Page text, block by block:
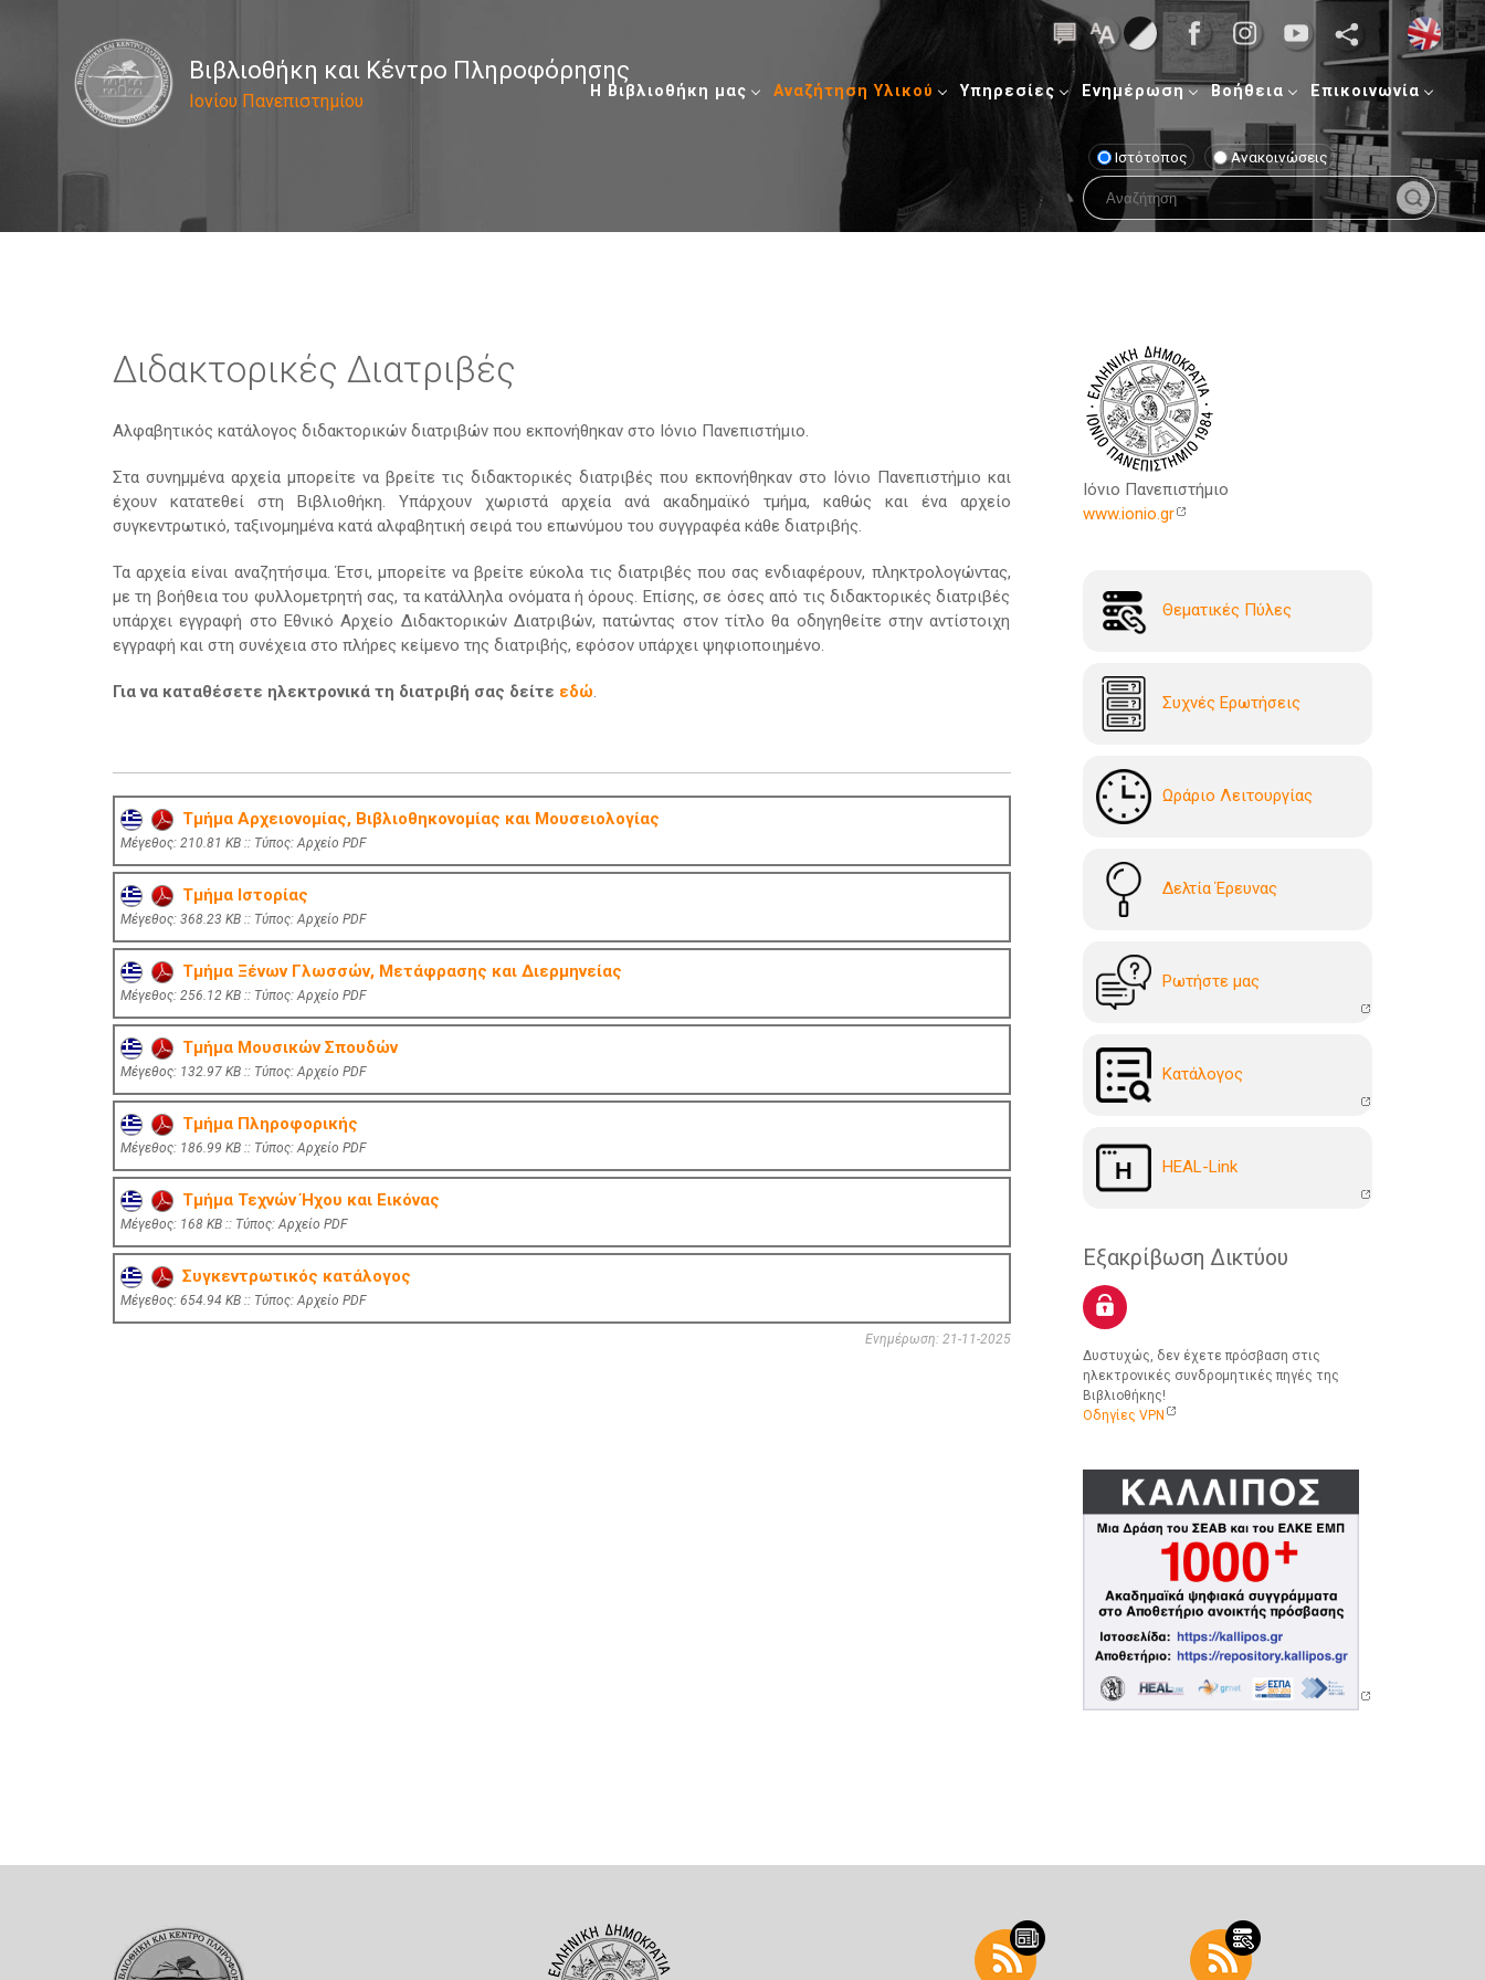
Βιβλιοθήκη και Κέντρο Πληροφόρησης
Ιονίου Πανεπιστημίου
Η Βιβλιοθήκη μας Αναζήτηση Υλικού Υπηρεσίες Ενημέρωση Βοήθεια Επικοινωνία
Ιστότοπος Ανακοινώσεις
Διδακτορικές Διατριβές
Αλφαβητικός κατάλογος διδακτορικών διατριβών που εκπονήθηκαν στο Ιόνιο Πανεπιστήμιο.
Στα συνημμένα αρχεία μπορείτε να βρείτε τις διδακτορικές διατριβές που εκπονήθηκαν στο Ιόνιο Πανεπιστήμιο και
έχουν κατατεθεί στη Βιβλιοθήκη. Υπάρχουν χωριστά αρχεία ανά ακαδημαϊκό τμήμα, καθώς και ένα αρχείο
συγκεντρωτικό, ταξινομημένα κατά αλφαβητική σειρά του επωνύμου του συγγραφέα κάθε διατριβής.
Τα αρχεία είναι αναζητήσιμα. Έτσι, μπορείτε να βρείτε εύκολα τις διατριβές που σας ενδιαφέρουν, πληκτρολογώντας,
με τη βοήθεια του φυλλομετρητή σας, τα κατάλληλα ονόματα ή όρους. Επίσης, σε όσες από τις διδακτορικές διατριβές
υπάρχει εγγραφή στο Εθνικό Αρχείο Διδακτορικών Διατριβών, πατώντας στον τίτλο θα οδηγηθείτε στην αντίστοιχη
εγγραφή και στη συνέχεια στο πλήρες κείμενο της διατριβής, εφόσον υπάρχει ψηφιοποιημένο.
Για να καταθέσετε ηλεκτρονικά τη διατριβή σας δείτε εδώ.
Τμήμα Αρχειονομίας, Βιβλιοθηκονομίας και Μουσειολογίας
Mέγεθος: 210.81 KB :: Τύπος: Αρχείο PDF
Τμήμα Ιστορίας
Mέγεθος: 368.23 KB :: Τύπος: Αρχείο PDF
Τμήμα Ξένων Γλωσσών, Μετάφρασης και Διερμηνείας
Mέγεθος: 256.12 KB :: Τύπος: Αρχείο PDF
Τμήμα Μουσικών Σπουδών
Mέγεθος: 132.97 KB :: Τύπος: Αρχείο PDF
Τμήμα Πληροφορικής
Mέγεθος: 186.99 KB :: Τύπος: Αρχείο PDF
Τμήμα Τεχνών Ήχου και Εικόνας
Mέγεθος: 168 KB :: Τύπος: Αρχείο PDF
Συγκεντρωτικός κατάλογος
Mέγεθος: 654.94 KB :: Τύπος: Αρχείο PDF
Ενημέρωση: 21-11-2025
Ιόνιο Πανεπιστήμιο
www.ionio.gr
Θεματικές Πύλες
Συχνές Ερωτήσεις
Ωράριο Λειτουργίας
Δελτία Έρευνας
Ρωτήστε μας
Kατάλογoς
HEAL-Link
Εξακρίβωση Δικτύου
Δυστυχώς, δεν έχετε πρόσβαση στις
ηλεκτρονικές συνδρομητικές πηγές της
Βιβλιοθήκης!
Οδηγίες VPN